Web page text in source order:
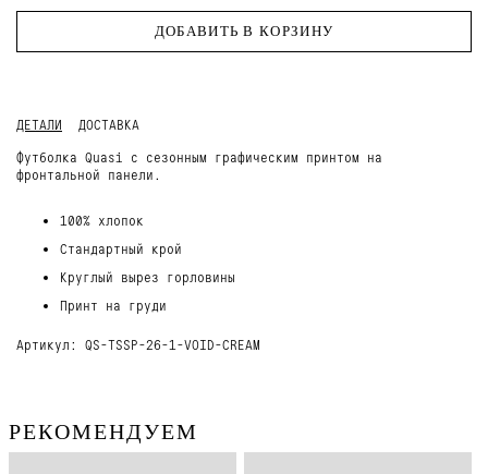
ДОБАВИТЬ В КОРЗИНУ
ДЕТАЛИ
ДОСТАВКА
Футболка Quasi с сезонным графическим принтом на
фронтальной панели.
100% хлопок
Стандартный крой
Круглый вырез горловины
Принт на груди
Артикул: QS-TSSP-26-1-VOID-CREAM
РЕКОМЕНДУЕМ